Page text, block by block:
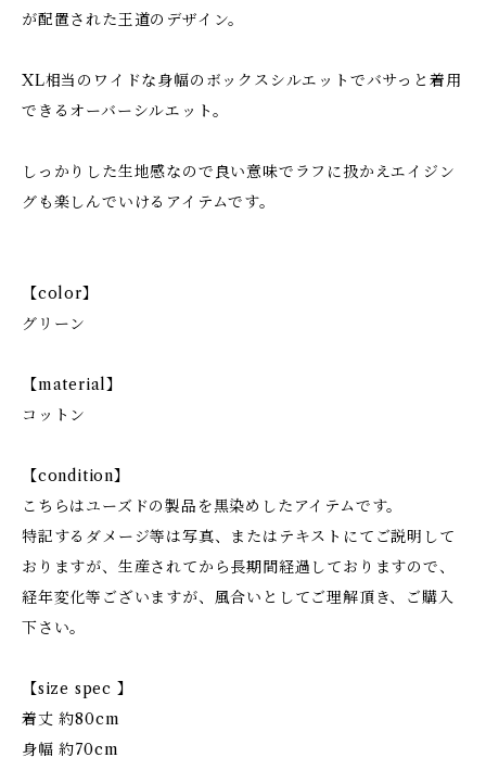
が配置された王道のデザイン。
XL相当のワイドな身幅のボックスシルエットでバサっと着用
できるオーバーシルエット。
しっかりした生地感なので良い意味でラフに扱かえエイジン
グも楽しんでいけるアイテムです。
【color】
グリーン
【material】
コットン
【condition】
こちらはユーズドの製品を黒染めしたアイテムです。
特記するダメージ等は写真、またはテキストにてご説明して
おりますが、生産されてから長期間経過しておりますので、
経年変化等ございますが、風合いとしてご理解頂き、ご購入
下さい。
【size spec 】
着丈 約80cm
身幅 約70cm